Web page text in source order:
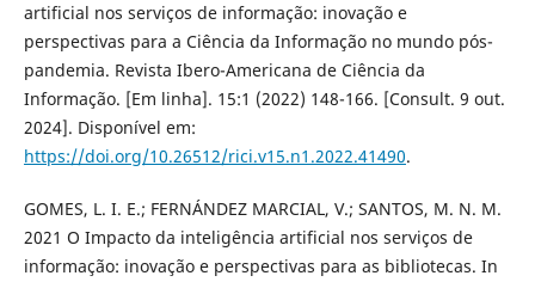
artificial nos serviços de informação: inovação e
perspectivas para a Ciência da Informação no mundo pós-
pandemia. Revista Ibero-Americana de Ciência da
Informação. [Em linha]. 15:1 (2022) 148-166. [Consult. 9 out.
2024]. Disponível em:
https://doi.org/10.26512/rici.v15.n1.2022.41490.
GOMES, L. I. E.; FERNÁNDEZ MARCIAL, V.; SANTOS, M. N. M.
2021 O Impacto da inteligência artificial nos serviços de
informação: inovação e perspectivas para as bibliotecas. In